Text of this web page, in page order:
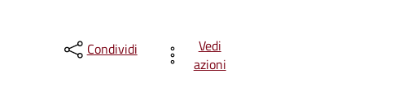
Condividi
Vedi
azioni